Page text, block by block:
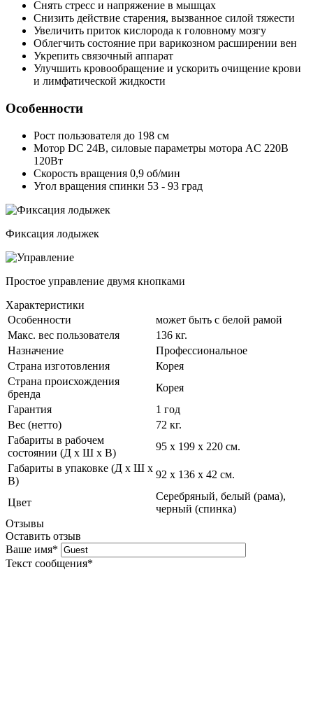
Cнять стресс и напряжение в мышцах
Снизить действие старения, вызванное силой тяжести
Увеличить приток кислорода к головному мозгу
Облегчить состояние при варикозном расширении вен
Укрепить связочный аппарат
Улучшить кровообращение и ускорить очищение крови
и лимфатической жидкости
Особенности
Рост пользователя до 198 см
Мотор DC 24В, силовые параметры мотора AC 220В
120Вт
Скорость вращения 0,9 об/мин
Угол вращения спинки 53 - 93 град
Фиксация лодыжек
Простое управление двумя кнопками
Характеристики
Особенности
может быть с белой рамой
Макс. вес пользователя
136 кг.
Назначение
Профессиональное
Страна изготовления
Корея
Страна происхождения
бренда
Корея
Гарантия
1 год
Вес (нетто)
72 кг.
Габариты в рабочем
состоянии (Д х Ш х В)
95 х 199 х 220 см.
Габариты в упаковке (Д х Ш х
В)
92 х 136 х 42 см.
Цвет
Серебряный, белый (рама),
черный (спинка)
Отзывы
Оставить отзыв
Ваше имя*
Текст сообщения*